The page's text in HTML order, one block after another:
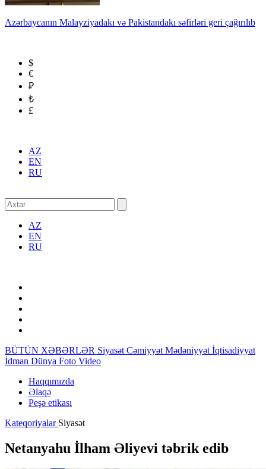
Azərbaycanın Malayziyadakı və Pakistandakı səfirləri geri çağırılıb
$
€
₽
₺
£
AZ
EN
RU
AZ
EN
RU
BÜTÜN XƏBƏRLƏR Siyasət Cəmiyyət Mədəniyyət İqtisadiyyat
İdman Dünya Foto Video
Haqqımızda
Əlaqə
Peşə etikası
Kateqoriyalar Siyasət
Netanyahu İlham Əliyevi təbrik edib